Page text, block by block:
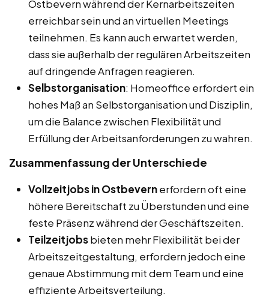
Ostbevern während der Kernarbeitszeiten
erreichbar sein und an virtuellen Meetings
teilnehmen. Es kann auch erwartet werden,
dass sie außerhalb der regulären Arbeitszeiten
auf dringende Anfragen reagieren.
Selbstorganisation: Homeoffice erfordert ein
hohes Maß an Selbstorganisation und Disziplin,
um die Balance zwischen Flexibilität und
Erfüllung der Arbeitsanforderungen zu wahren.
Zusammenfassung der Unterschiede
Vollzeitjobs in Ostbevernerfordern oft eine
höhere Bereitschaft zu Überstunden und eine
feste Präsenz während der Geschäftszeiten.
Teilzeitjobsbieten mehr Flexibilität bei der
Arbeitszeitgestaltung, erfordern jedoch eine
genaue Abstimmung mit dem Team und eine
effiziente Arbeitsverteilung.